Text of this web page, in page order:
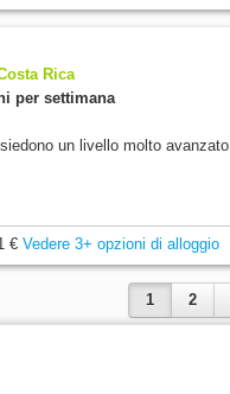
Rica
per settimana
un livello molto avanzato
€ Vedere 3+ opzioni di alloggio
1 2